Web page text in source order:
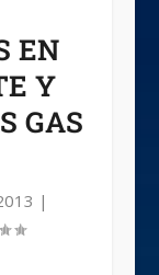
EN
Y
GAS
|